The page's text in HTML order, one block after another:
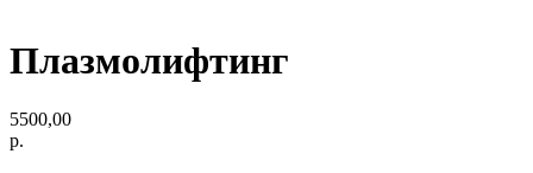
Плазмолифтинг
5500,00
р.